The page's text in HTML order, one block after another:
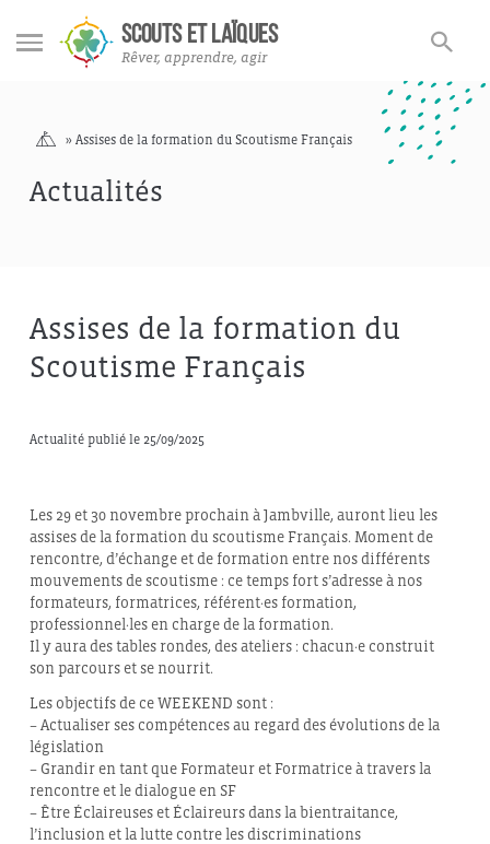
SCOUTS ET LAÏQUES
Rêver, apprendre, agir
Rechercher
sur
Accueil
» Assises de la formation du Scoutisme Français
Actualités
Assises de la formation du
Scoutisme Français
Formation
Actualité publié le 25/09/2025
Les 29 et 30 novembre prochain à Jambville, auront lieu les
assises de la formation du scoutisme Français. Moment de
rencontre, d’échange et de formation entre nos différents
mouvements de scoutisme : ce temps fort s’adresse à nos
formateurs, formatrices, référent·es formation,
professionnel·les en charge de la formation.
Il y aura des tables rondes, des ateliers : chacun·e construit
son parcours et se nourrit.
Les objectifs de ce WEEKEND sont :
– Actualiser ses compétences au regard des évolutions de la
législation
– Grandir en tant que Formateur et Formatrice à travers la
rencontre et le dialogue en SF
– Être Éclaireuses et Éclaireurs dans la bientraitance,
l’inclusion et la lutte contre les discriminations